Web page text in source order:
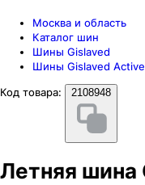
Москва и область
Каталог шин
Шины Gislaved
Шины Gislaved
Код товара:
2108948
Летняя шина